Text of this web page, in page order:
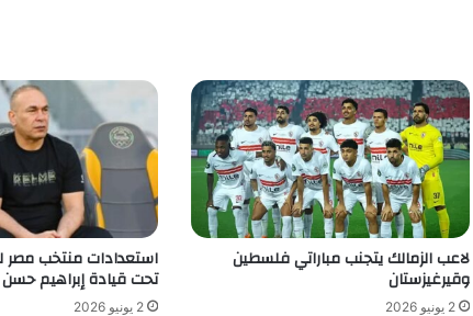
لاعب الزمالك يتجنب مباراتي فلسطين
وقيرغيزستان
2 يونيو 2026
تحت قيادة إبراهيم حسن
2 يونيو 2026